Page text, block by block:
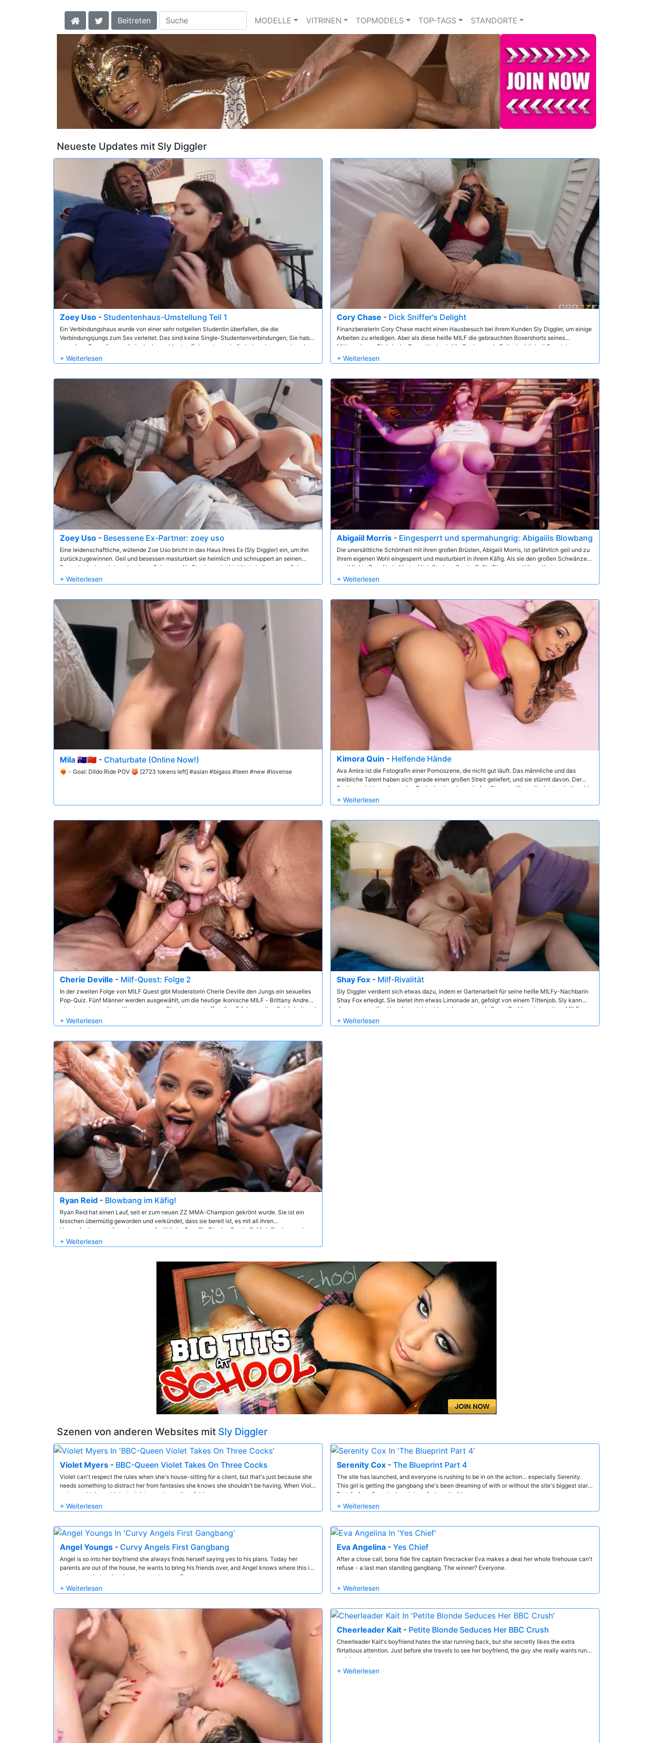
Beitreten MODELLE VITRINEN TOPMODELS TOP-TAGS STANDORTE
Neueste Updates mit Sly Diggler
Zoey Uso - Studentenhaus-Umstellung Teil 1
Ein Verbindungshaus wurde von einer sehr notgeilen Studentin überfallen, die die
Verbindungsjungs zum Sex verleitet. Das sind keine Single-Studentenverbindungen; Sie haben
vornehme Freundinnen, die in der benachbarten Schwesternschaft sind, und sagen wir mal so:
Pour Naughty Co-ed ist nicht so geheimnisvoll, mit wem sie schläft. Sie hinterlässt ihre Spuren
mit ihrem Slip, der am Türknauf ihrer neuesten Eroberung hängt, und manchmal sind sie mit
Diggler.
Cory Chase - Dick Sniffer's Delight
Finanzberaterin Cory Chase macht einen Hausbesuch bei ihrem Kunden Sly Diggler, um einige
Arbeiten zu erledigen. Aber als diese heiße MILF die gebrauchten Boxershorts seines
Mitbewohners Dickdealer Don wittert, wird ihr Penisgeruch-Fetisch aktiviert! Cory ist
besessen davon, so viel Schwanz und Eier wie möglich zu schnüffeln, zu schnaufen und zu
schnaufen! Das Geschäft schlägt schnell in Vergnügen um, als die Mitbewohner Sly und Don
Dreier-Sex führt!
Zoey Uso - Besessene Ex-Partner: zoey uso
Eine leidenschaftliche, wütende Zoe Uso bricht in das Haus ihres Ex (Sly Diggler) ein, um ihn
zurückzugewinnen. Geil und besessen masturbiert sie heimlich und schnuppert an seinen
Boxershorts, begehrt nach seinem Schwanz. Als Sly sie erwischt, bittet sie ihn, sie zu ficken,
und als er sich weigert, bekommt sie einen Wutanfall! Schließlich bekommt Zoe ihren Willen,
indem sie ihn überzeugt, seine neue Freundin zu betrügen, indem sie ihm einen Blowjob
Abigaiil Morris - Eingesperrt und spermahungrig: Abigaiils Blowbang
Die unersättliche Schönheit mit ihren großen Brüsten, Abigaiil Morris, ist gefährlich geil und zu
ihrem eigenen Wohl eingesperrt und masturbiert in ihrem Käfig. Als sie den großen Schwänzen
von Mighty Dee, Nade Nasty, Nick Strokes, Scotty P, Sly Diggler und Vince Karter
gegenübersteht, können selbst die Stangen an ihrem Käfig sie nicht zurückhalten, was zu
einem epischen Blowbang führt!
Mila 🇦🇺🇨🇳 - Chaturbate (Online Now!)
❤️‍🔥 - Goal: Dildo Ride POV 🍑 [2723 tokens left] #asian #bigass #teen #new #lovense
Kimora Quin - Helfende Hände
Ava Amira ist die Fotografin einer Pornoszene, die nicht gut läuft. Das männliche und das
weibliche Talent haben sich gerade einen großen Streit geliefert, und sie stürmt davon. Der
Regisseur ist kurz davor, den Dreh abzubrechen, als Ava Sly angreift, um ihn hart zu halten, bis
sein Co-Star sich beruhigt hat. Aber als sein Co-Star nicht zurückkehrt, nutzt Ava die
Gelegenheit, um sich von einem großen Pornostar-Schwanz beschimpfen zu lassen!
Cherie Deville - Milf-Quest: Folge 2
In der zweiten Folge von MILF Quest gibt Moderatorin Cherie Deville den Jungs ein sexuelles
Pop-Quiz. Fünf Männer werden ausgewählt, um die heutige ikonische MILF - Brittany Andrews
- in einem besonderen Klassenzimmer-Blowbang zu treffen. Ihre Erfahrung, ihre Schönheit und
ihre großen Titten sind anders als alles, was diese Kerle je gesehen haben. Wer schafft es in die
nächste Runde? Schauen Sie zu und finden Sie es heraus!
Shay Fox - Milf-Rivalität
Sly Diggler verdient sich etwas dazu, indem er Gartenarbeit für seine heiße MILFy-Nachbarin
Shay Fox erledigt. Sie bietet ihm etwas Limonade an, gefolgt von einem Tittenjob. Sly kann
dieser sexy, reifen Hausfrau nicht widerstehen - aber als Syren De Mer, eine weitere MILF aus
der Nachbarschaft, vorbeischaut, muss er sich entscheiden, welche er lieber ficken möchte.
Ryan Reid - Blowbang im Käfig!
Ryan Reid hat einen Lauf, seit er zum neuen ZZ MMA-Champion gekrönt wurde. Sie ist ein
bisschen übermütig geworden und verkündet, dass sie bereit ist, es mit all ihren
Herausforderern aufzunehmen... sofort! Victor Ray, Sly Diggler, Scotty P, Nick Strokes und
Hollywood Cash können es kaum erwarten, ihr Können unter Beweis zu stellen... und setze
den "Schwanz" in "übermütig"! Sobald die Glocke läutet, steht es fünf gegen einen, aber Ryan
Szenen von anderen Websites mit Sly Diggler
Violet Myers - BBC-Queen Violet Takes On Three Cocks
Violet can't respect the rules when she's house-sitting for a client, but that's just because she
needs something to distract her from fantasies she knows she shouldn't be having. When Violet
gets caught, her wish just might come true... threefold.
Serenity Cox - The Blueprint Part 4
The site has launched, and everyone is rushing to be in on the action... especially Serenity.
This girl is getting the gangbang she's been dreaming of with or without the site's biggest star.
Part 4 of our 5-part reimagining of where it all began.
Angel Youngs - Curvy Angels First Gangbang
Angel is so into her boyfriend she always finds herself saying yes to his plans. Today her
parents are out of the house, he wants to bring his friends over, and Angel knows where this is
going... so what makes her so agree to agree?
Eva Angelina - Yes Chief
After a close call, bona fide fire captain firecracker Eva makes a deal her whole firehouse can't
refuse - a last man standing gangbang. The winner? Everyone.
Cheerleader Kait - Petite Blonde Seduces Her BBC Crush
Cheerleader Kait's boyfriend hates the star running back, but she secretly likes the extra
flirtatious attention. Just before she travels to see her boyfriend, the guy she really wants runs
an interception.